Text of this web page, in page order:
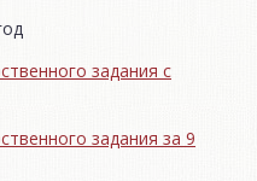
задания с
задания за 9